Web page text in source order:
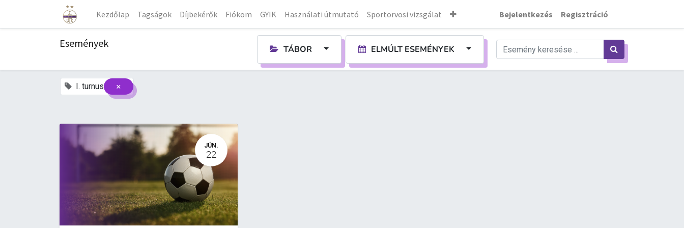
Kezdőlap Tagságok Díjbekérők Fiókom GYIK Használati útmutató Sportorvosi vizsgálat Bejelentkezés Regisztráció
Események TÁBOR ELMÚLT ESEMÉNYEK
I. turnus ×
JÚN.
22